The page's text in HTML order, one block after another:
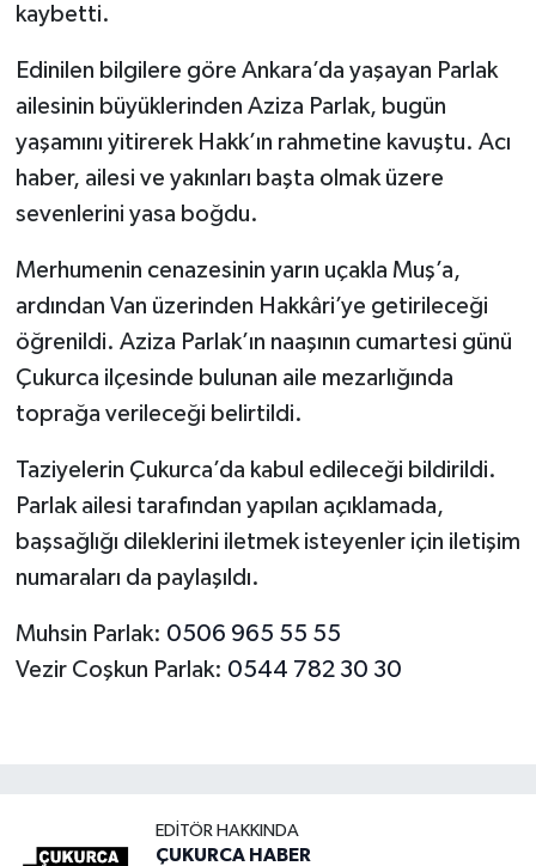
kaybetti.
Edinilen bilgilere göre Ankara’da yaşayan Parlak
ailesinin büyüklerinden Aziza Parlak, bugün
yaşamını yitirerek Hakk’ın rahmetine kavuştu. Acı
haber, ailesi ve yakınları başta olmak üzere
sevenlerini yasa boğdu.
Merhumenin cenazesinin yarın uçakla Muş’a,
ardından Van üzerinden Hakkâri’ye getirileceği
öğrenildi. Aziza Parlak’ın naaşının cumartesi günü
Çukurca ilçesinde bulunan aile mezarlığında
toprağa verileceği belirtildi.
Taziyelerin Çukurca’da kabul edileceği bildirildi.
Parlak ailesi tarafından yapılan açıklamada,
başsağlığı dileklerini iletmek isteyenler için iletişim
numaraları da paylaşıldı.
Muhsin Parlak: 0506 965 55 55
Vezir Coşkun Parlak: 0544 782 30 30
EDITÖR HAKKINDA
ÇUKURCA HABER